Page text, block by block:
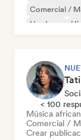
Comercial /
Hardcore
< 100
Música
Comercial /
Crear